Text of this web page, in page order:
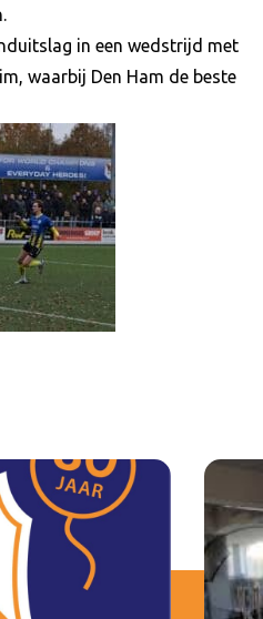
in een wedstrijd met
waarbij Den Ham de beste